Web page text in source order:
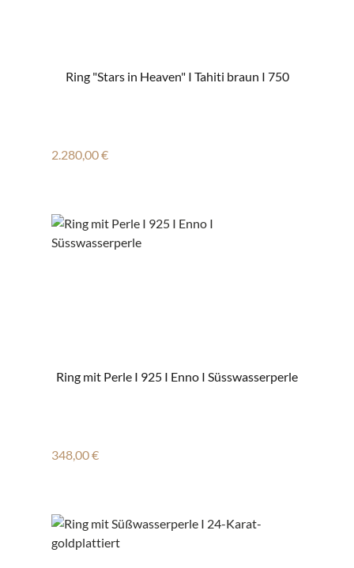
Ring "Stars in Heaven" I Tahiti braun I 750
Regulärer Preis:
2.280,00 €
Ring mit Perle I 925 I Enno I Süsswasserperle
Regulärer Preis:
348,00 €